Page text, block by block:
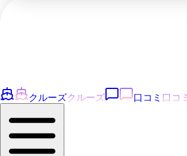
クルーズクルーズ 口コミ 口コミ